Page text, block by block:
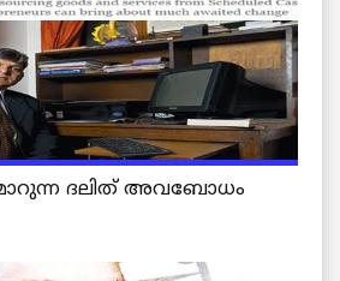
ദലിത് അവബോധം